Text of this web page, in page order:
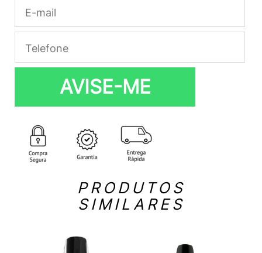
AVISE-ME
PRODUTOS
SIMILARES